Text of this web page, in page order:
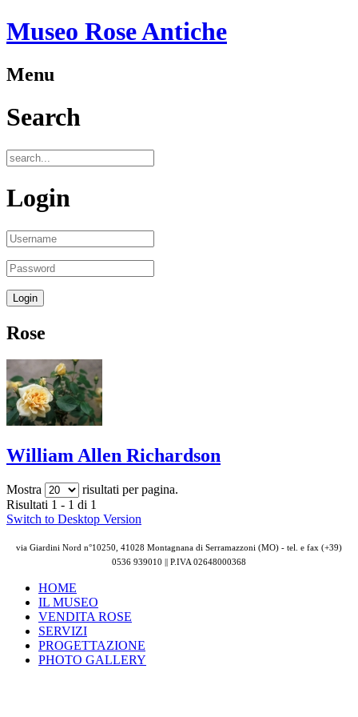
Museo Rose Antiche
Menu
Search
Login
Rose
William Allen Richardson
Mostra
risultati per pagina.
Risultati 1 - 1 di 1
Switch to Desktop Version
via Giardini Nord n°10250, 41028 Montagnana di Serramazzoni (MO) - tel. e fax (+39)
0536 939010 || P.IVA02648000368
HOME
IL MUSEO
VENDITA ROSE
SERVIZI
PROGETTAZIONE
PHOTO GALLERY